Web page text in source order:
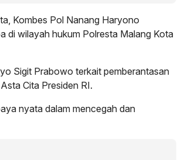
Kombes Pol Nanang Haryono
di wilayah hukum Polresta Malang Kota
Sigit Prabowo terkait pemberantasan
Cita Presiden RI.
nyata dalam mencegah dan